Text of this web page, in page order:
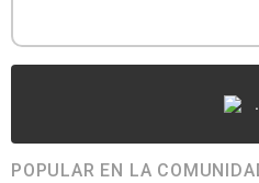
POPULAR EN LA